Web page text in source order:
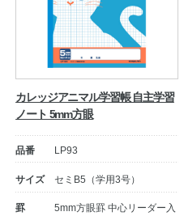
カレッジアニマル学習帳 自主学習
ノート 5mm方眼
品番 LP93
サイズ セミB5（学用3号）
罫 5mm方眼罫 中心リーダー入